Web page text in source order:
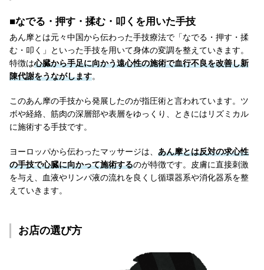
■なでる・押す・揉む・叩くを用いた手技
あん摩とは元々中国から伝わった手技療法で「なでる・押す・揉
む・叩く」といった手技を用いて身体の変調を整えていきます。
特徴は心臓から手足に向かう遠心性の施術で血行不良を改善し新
陳代謝をうながします。
このあん摩の手技から発展したのが指圧術と言われています。ツ
ボや経絡、筋肉の深層部や表層をゆっくり、ときにはリズミカル
に施術する手技です。
ヨーロッパから伝わったマッサージは、 あん摩とは反対の求心性
の手技で心臓に向かって施術するのが特徴です。皮膚に直接刺激
を与え、血液やリンパ液の流れを良くし循環器系や消化器系を整
えていきます。
お店の選び方